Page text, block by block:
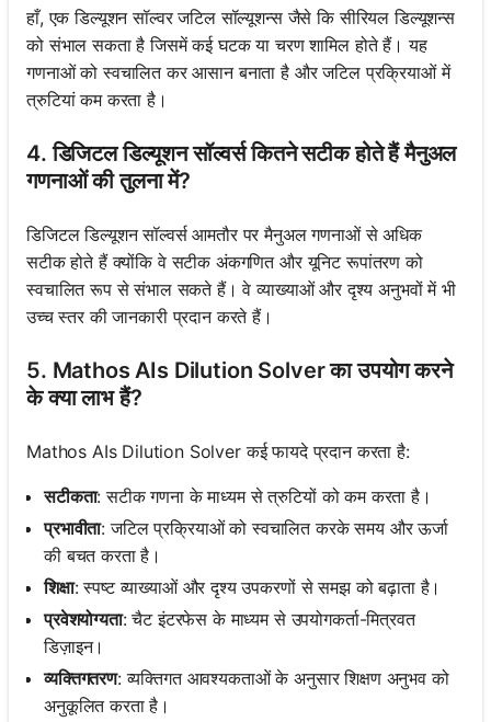
हाँ, एक डिल्यूशन सॉल्वर जटिल सॉल्यूशन्स जैसे कि सीरियल डिल्यूशन्स
को संभाल सकता है जिसमें कई घटक या चरण शामिल होते हैं। यह
गणनाओं को स्वचालित कर आसान बनाता है और जटिल प्रक्रियाओं में
त्रुटियां कम करता है।
4. डिजिटल डिल्यूशन सॉल्वर्स कितने सटीक होते हैं मैनुअल
गणनाओं की तुलना में?
डिजिटल डिल्यूशन सॉल्वर्स आमतौर पर मैनुअल गणनाओं से अधिक
सटीक होते हैं क्योंकि वे सटीक अंकगणित और यूनिट रूपांतरण को
स्वचालित रूप से संभाल सकते हैं। वे व्याख्याओं और दृश्य अनुभवों में भी
उच्च स्तर की जानकारी प्रदान करते हैं।
5. Mathos AIs Dilution Solver का उपयोग करने
के क्या लाभ हैं?
Mathos AIs Dilution Solver कई फायदे प्रदान करता है:
सटीकता: सटीक गणना के माध्यम से त्रुटियों को कम करता है।
प्रभावीता: जटिल प्रक्रियाओं को स्वचालित करके समय और ऊर्जा
की बचत करता है।
शिक्षा: स्पष्ट व्याख्याओं और दृश्य उपकरणों से समझ को बढ़ाता है।
प्रवेशयोग्यता: चैट इंटरफेस के माध्यम से उपयोगकर्ता-मित्रवत
डिज़ाइन।
व्यक्तिगतरण: व्यक्तिगत आवश्यकताओं के अनुसार शिक्षण अनुभव को
अनुकूलित करता है।